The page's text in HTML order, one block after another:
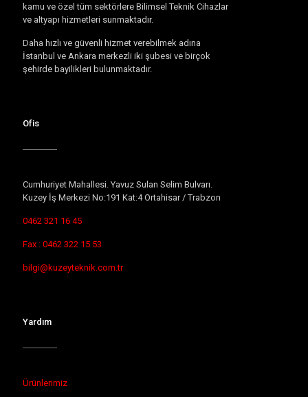
kamu ve özel tüm sektörlere Bilimsel Teknik Cihazlar
ve altyapı hizmetleri sunmaktadır.
Daha hızlı ve güvenli hizmet verebilmek adına
İstanbul ve Ankara merkezli iki şubesi ve birçok
şehirde bayilikleri bulunmaktadır.
Ofis
Cumhuriyet Mahallesi. Yavuz Sulan Selim Bulvarı.
Kuzey İş Merkezi No:191 Kat:4 Ortahisar / Trabzon
0462 321 16 45
Fax : 0462 322 15 53
bilgi@kuzeyteknik.com.tr
Yardım
Ürünlerimiz